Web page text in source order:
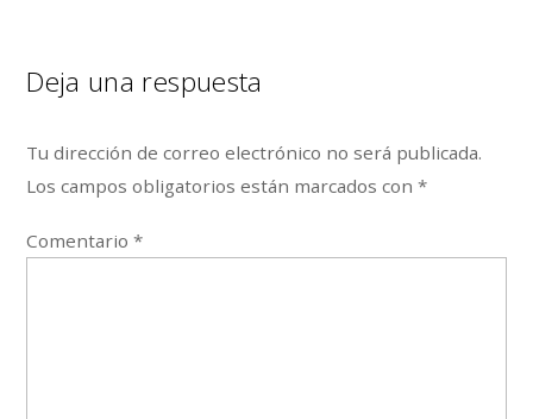
Deja una respuesta
Tu dirección de correo electrónico no será publicada.
Los campos obligatorios están marcados con*
Comentario*